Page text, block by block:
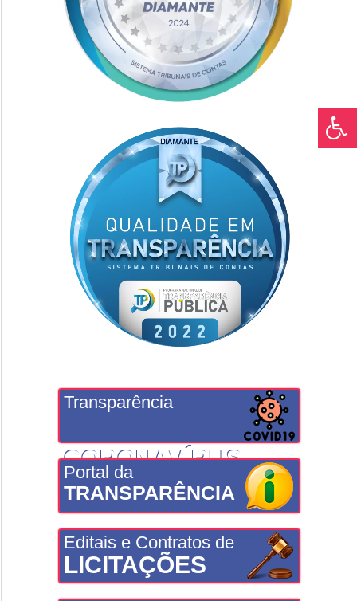
Transparência
CORONAVÍRUS
Portal da
TRANSPARÊNCIA
Editais e Contratos de
LICITAÇÕES